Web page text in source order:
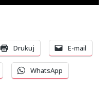
Drukuj E-mail
WhatsApp